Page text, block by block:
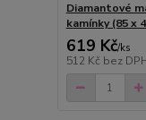
Diamantové
kamínky (85 x
619 Kč/ks
512 Kč bez